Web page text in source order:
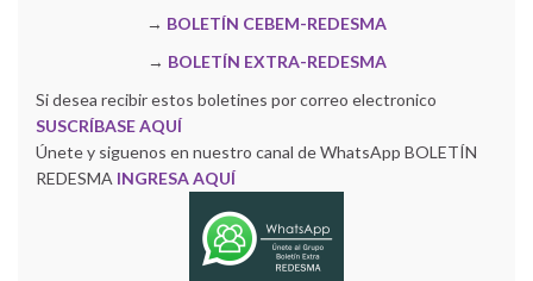
→ BOLETÍN CEBEM-REDESMA
→ BOLETÍN EXTRA-REDESMA
Si desea recibir estos boletines por correo electronico
SUSCRÍBASE AQUÍ
Únete y siguenos en nuestro canal de WhatsApp BOLETÍN
REDESMA INGRESA AQUÍ